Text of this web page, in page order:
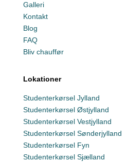
Galleri
Kontakt
Blog
FAQ
Bliv chauffør
Lokationer
Studenterkørsel Jylland
Studenterkørsel Østjylland
Studenterkørsel Vestjylland
Studenterkørsel Sønderjylland
Studenterkørsel Fyn
Studenterkørsel Sjælland